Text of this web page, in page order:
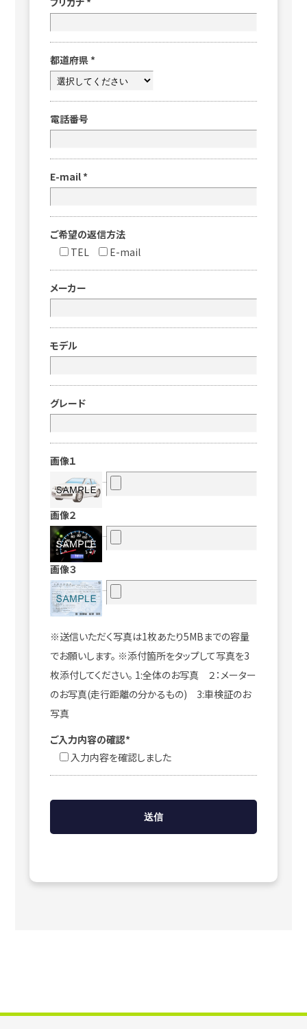
都道府県 *
電話番号
E-mail *
ご希望の返信方法
TEL
E-mail
メーカー
モデル
グレード
画像１
画像２
画像３
※送信いただく写真は1枚あたり5MBまでの容量
でお願いします。 ※添付箇所をタップして写真を3
枚添付してください。 1:全体のお写真 ２：メーター
のお写真(走行距離の分かるもの) 3:車検証のお
写真
ご入力内容の確認*
入力内容を確認しました